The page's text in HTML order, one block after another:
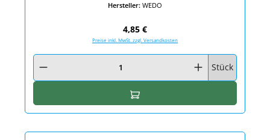
Hersteller: WEDO
Regulärer Preis:
4,85 €
Preise inkl. MwSt. zzgl. Versandkosten
Produkt Anzahl: Gib den gewünschten Wert ein oder benutze die
Stück
In den Warenkorb